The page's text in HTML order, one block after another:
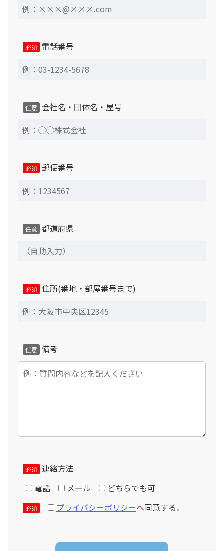
返品・交換・キャンセルについて
個人情報の取扱いについて
必須 電話番号
任意 会社名・団体名・屋号
必須 郵便番号
任意 都道府県
必須 住所(番地・部屋番号まで)
任意 備考
必須 連絡方法
電話
メール どちらでも可
必須 プライバシーポリシーへ同意する。